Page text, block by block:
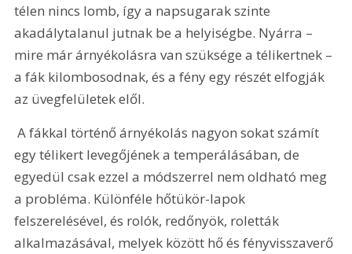
télen nincs lomb, így a napsugarak szinte
akadálytalanul jutnak be a helyiségbe. Nyárra –
mire már árnyékolásra van szüksége a télikertnek –
a fák kilombosodnak, és a fény egy részét elfogják
az üvegfelületek elől.
A fákkal történő árnyékolás nagyon sokat számít
egy télikert levegőjének a temperálásában, de
egyedül csak ezzel a módszerrel nem oldható meg
a probléma. Különféle hőtükör-lapok
felszerelésével, és rolók, redőnyök, roletták
alkalmazásával, melyek között hő és fényvisszaverő